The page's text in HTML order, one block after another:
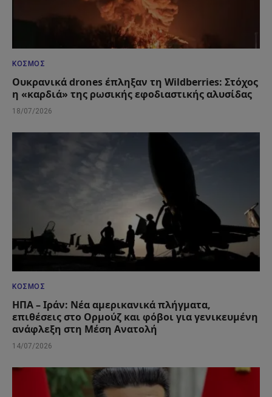
ΚΌΣΜΟΣ
Ουκρανικά drones έπληξαν τη Wildberries: Στόχος
η «καρδιά» της ρωσικής εφοδιαστικής αλυσίδας
18/07/2026
ΚΌΣΜΟΣ
ΗΠΑ – Ιράν: Νέα αμερικανικά πλήγματα,
επιθέσεις στο Ορμούζ και φόβοι για γενικευμένη
ανάφλεξη στη Μέση Ανατολή
14/07/2026